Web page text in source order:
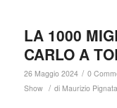
LA 1000
CARLO A
26 Maggio 2024 / 0
Show / di Maurizio